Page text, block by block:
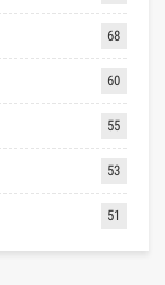
68
60
55
53
51